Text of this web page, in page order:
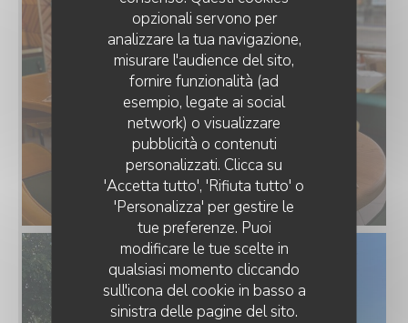
opzionali servono per
analizzare la tua navigazione,
misurare l'audience del sito,
fornire funzionalità (ad
esempio, legate ai social
network) o visualizzare
pubblicità o contenuti
personalizzati. Clicca su
'Accetta tutto', 'Rifiuta tutto' o
'Personalizza' per gestire le
tue preferenze. Puoi
modificare le tue scelte in
qualsiasi momento cliccando
sull'icona del cookie in basso a
sinistra delle pagine del sito.
BRASSERIE L'EXPRESS